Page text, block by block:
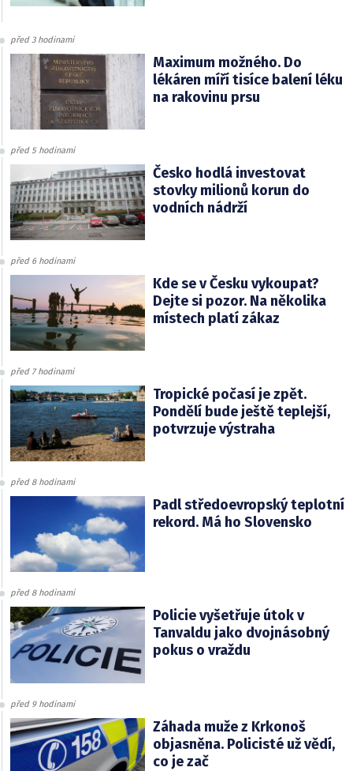
před 3 hodinami
Maximum možného. Do
lékáren míří tisíce balení léku
na rakovinu prsu
před 5 hodinami
Česko hodlá investovat
stovky milionů korun do
vodních nádrží
před 6 hodinami
Kde se v Česku vykoupat?
Dejte si pozor. Na několika
místech platí zákaz
před 7 hodinami
Tropické počasí je zpět.
Pondělí bude ještě teplejší,
potvrzuje výstraha
před 8 hodinami
Padl středoevropský teplotní
rekord. Má ho Slovensko
před 8 hodinami
Policie vyšetřuje útok v
Tanvaldu jako dvojnásobný
pokus o vraždu
před 9 hodinami
Záhada muže z Krkonoš
objasněna. Policisté už vědí,
co je zač